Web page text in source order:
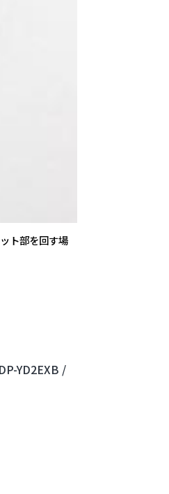
ト部を回す場
DP-YD2EXB /